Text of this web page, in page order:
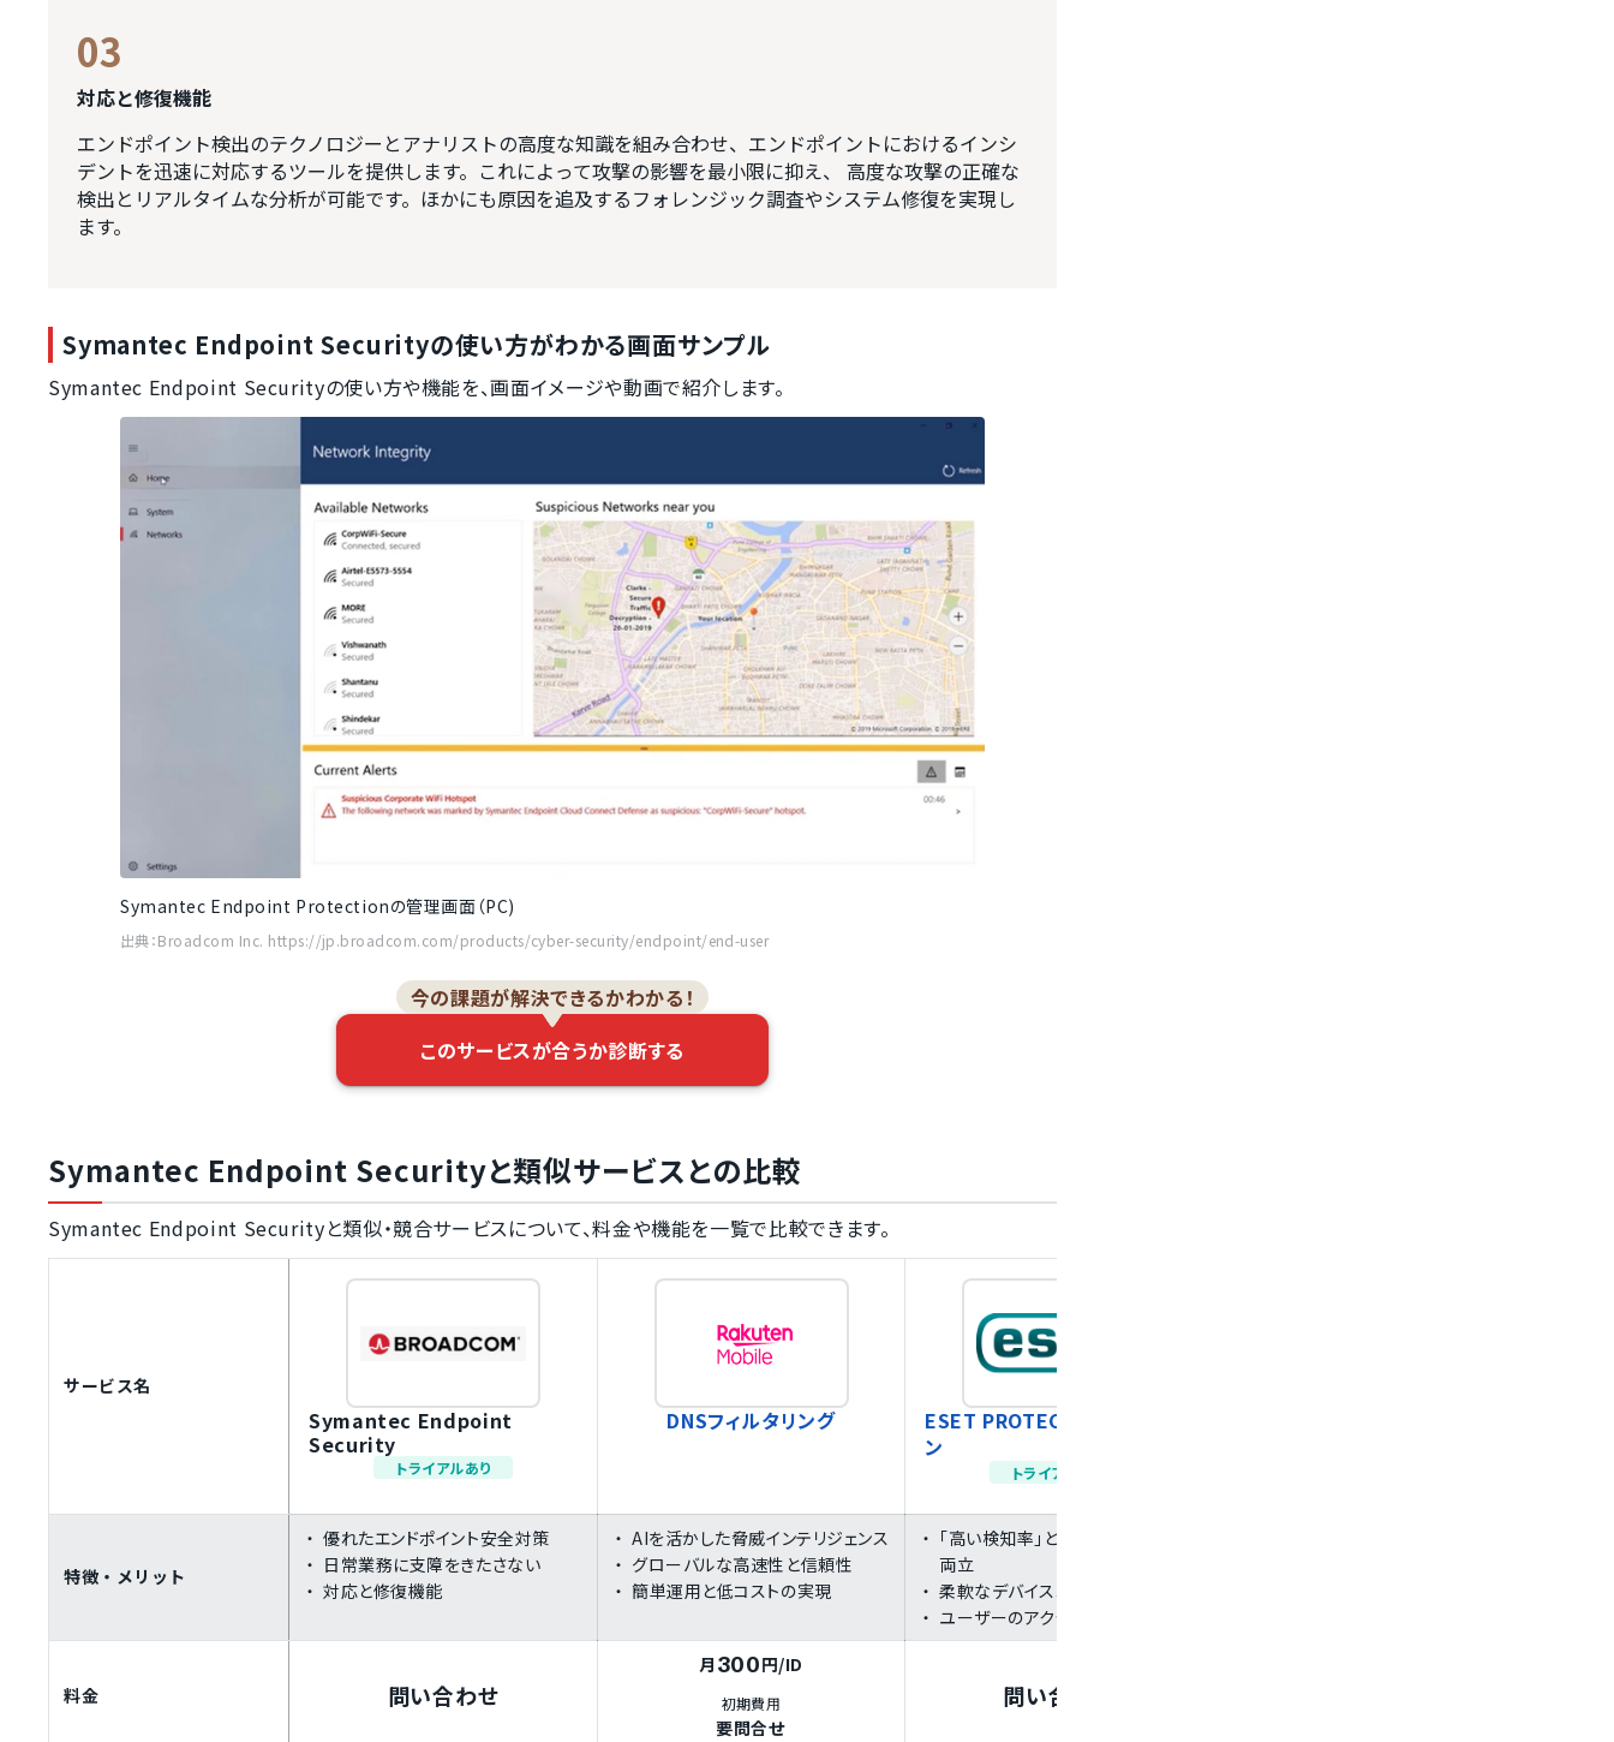
03
対応と修復機能
エンドポイント検出のテクノロジーとアナリストの高度な知識を組み合わせ、エンドポイントにおけるインシ
デントを迅速に対応するツールを提供します。これによって攻撃の影響を最小限に抑え、 高度な攻撃の正確な
検出とリアルタイムな分析が可能です。ほかにも原因を追及するフォレンジック調査やシステム修復を実現し
ます。
Symantec Endpoint Securityの使い方がわかる画面サンプル
Symantec Endpoint Securityの使い方や機能を、画面イメージや動画で紹介します。
Symantec Endpoint Protectionの管理画面（PC)
出典：Broadcom Inc. https://jp.broadcom.com/products/cyber-security/endpoint/end-user
今の課題が解決できるかわかる！
このサービスが合うか診断する
Symantec Endpoint Securityと類似サービスとの比較
Symantec Endpoint Securityと類似・競合サービスについて、料金や機能を一覧で比較できます。
サービス名
Symantec Endpoint
Security
トライアルあり
DNSフィルタリング
ESET PROTECTソリューショ
ン
トライアルあり
特徴・メリット
優れたエンドポイント安全対策
日常業務に支障をきたさない
対応と修復機能
AIを活かした脅威インテリジェンス
グローバルな高速性と信頼性
簡単運用と低コストの実現
「高い検知率」と「軽快な動作」を
両立
柔軟なデバイスコントロール
ユーザーのアクセス制御機能
料金 問い合わせ
月 300円/ID
初期費用
要問合せ
問い合わせ